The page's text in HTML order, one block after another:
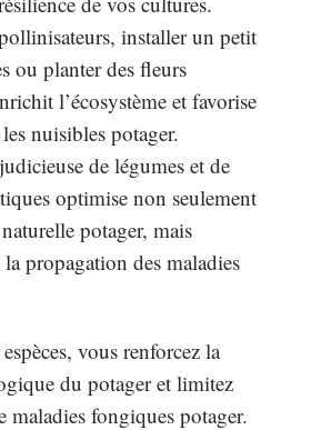
installer un petit
ou planter des fleurs
l’écosystème et favorise
nuisibles potager.
de légumes et de
optimise non seulement
potager, mais
propagation des maladies
vous renforcez la
du potager et limitez
maladies fongiques potager.